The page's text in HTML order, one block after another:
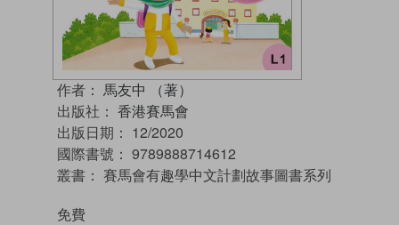
作者： 馬友中 （著）
出版社： 香港賽馬會
出版日期： 12/2020
國際書號： 9789888714612
叢書： 賽馬會有趣學中文計劃故事圖書系列
免費